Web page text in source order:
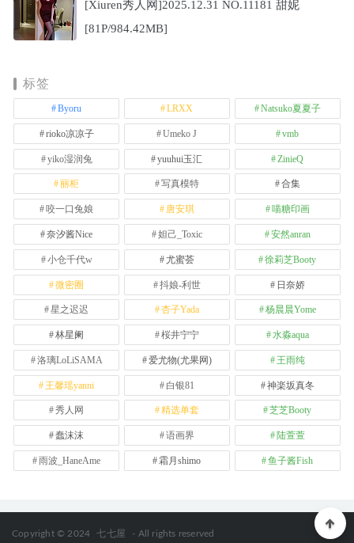
[Xiuren秀人网]2025.12.31 NO.11181 甜妮
[81P/984.42MB]
标签
Byoru LRXX Natsuko夏夏子
rioko凉凉子 Umeko J vmb
yiko湿润兔 yuuhui玉汇 ZinieQ
丽柜 写真模特 合集
咬一口兔娘 唐安琪 喵糖印画
奈汐酱Nice 妲己_Toxic 安然anran
小仓千代w 尤蜜荟 徐莉芝Booty
微密圈 抖娘-利世 日奈娇
星之迟迟 杏子Yada 杨晨晨Yome
林星阑 桜井宁宁 水淼aqua
洛璃LoLiSAMA 爱尤物(尤果网) 王雨纯
王馨瑶yanni 白银81 神楽坂真冬
秀人网 精选单套 芝芝Booty
蠢沫沫 语画界 陆萱萱
雨波_HaneAme 霜月shimo 鱼子酱Fish
Copyright © 2024 七七屋 - All rights reserved